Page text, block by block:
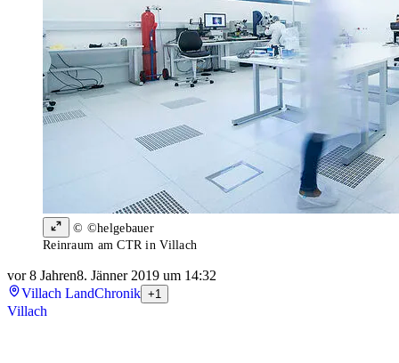
© ©helgebauer
Reinraum am CTR in Villach
vor 8 Jahren8. Jänner 2019 um 14:32
Villach LandChronik +1
Villach